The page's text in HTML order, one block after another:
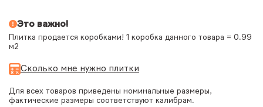
Это важно!
Плитка продается коробками! 1 коробка данного товара = 0.99
м2
Сколько мне нужно плитки
Для всех товаров приведены номинальные размеры,
фактические размеры соответствуют калибрам.